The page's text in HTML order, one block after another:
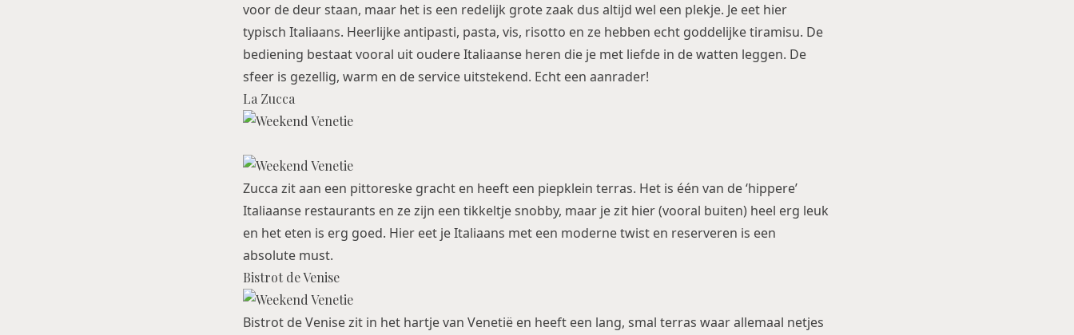
voor de deur staan, maar het is een redelijk grote zaak dus altijd wel een plekje. Je eet hier
typisch Italiaans. Heerlijke antipasti, pasta, vis, risotto en ze hebben echt goddelijke tiramisu. De
bediening bestaat vooral uit oudere Italiaanse heren die je met liefde in de watten leggen. De
sfeer is gezellig, warm en de service uitstekend. Echt een aanrader!
La Zucca
Zucca zit aan een pittoreske gracht en heeft een piepklein terras. Het is één van de ‘hippere’
Italiaanse restaurants en ze zijn een tikkeltje snobby, maar je zit hier (vooral buiten) heel erg leuk
en het eten is erg goed. Hier eet je Italiaans met een moderne twist en reserveren is een
absolute must.
Bistrot de Venise
Bistrot de Venise zit in het hartje van Venetië en heeft een lang, smal terras waar allemaal netjes